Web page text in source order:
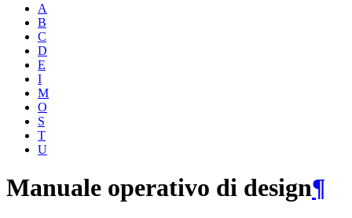
A
B
C
D
E
I
M
O
S
T
U
Manuale operativo di design¶